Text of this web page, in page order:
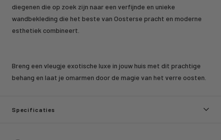
diegenen die op zoek zijn naar een verfijnde en unieke
wandbekleding die het beste van Oosterse pracht en moderne
esthetiek combineert.
Breng een vleugje exotische luxe in jouw huis met dit prachtige
behang en laat je omarmen door de magie van het verre oosten.
Specificaties